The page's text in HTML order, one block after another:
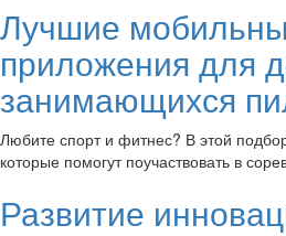
Лучшие
приложения для
занимающихся
Любите спорт и фитнес? В этой
которые помогут поучаствовать в
Развитие